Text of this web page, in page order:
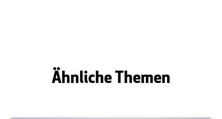
Ähnliche Themen